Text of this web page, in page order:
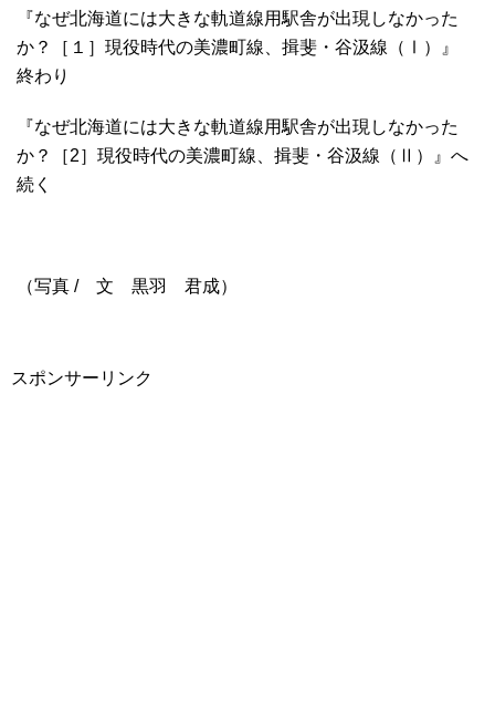
『なぜ北海道には大きな軌道線用駅舎が出現しなかった
か？［１］現役時代の美濃町線、揖斐・谷汲線（Ⅰ）』
終わり
『なぜ北海道には大きな軌道線用駅舎が出現しなかった
か？［2］現役時代の美濃町線、揖斐・谷汲線（Ⅱ）』へ
続く
（写真 / 文 黒羽 君成）
スポンサーリンク